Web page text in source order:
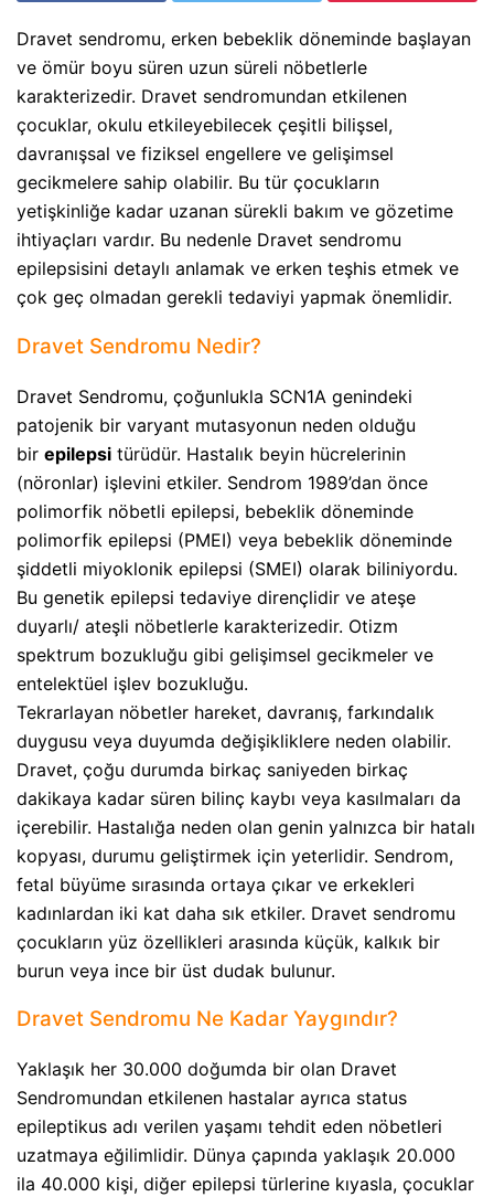
Dravet sendromu, erken bebeklik döneminde başlayan
ve ömür boyu süren uzun süreli nöbetlerle
karakterizedir. Dravet sendromundan etkilenen
çocuklar, okulu etkileyebilecek çeşitli bilişsel,
davranışsal ve fiziksel engellere ve gelişimsel
gecikmelere sahip olabilir. Bu tür çocukların
yetişkinliğe kadar uzanan sürekli bakım ve gözetime
ihtiyaçları vardır. Bu nedenle Dravet sendromu
epilepsisini detaylı anlamak ve erken teşhis etmek ve
çok geç olmadan gerekli tedaviyi yapmak önemlidir.
Dravet Sendromu Nedir?​
Dravet Sendromu, çoğunlukla SCN1A genindeki
patojenik bir varyant mutasyonun neden olduğu
bir epilepsi türüdür. Hastalık beyin hücrelerinin
(nöronlar) işlevini etkiler. Sendrom 1989’dan önce
polimorfik nöbetli epilepsi, bebeklik döneminde
polimorfik epilepsi (PMEI) veya bebeklik döneminde
şiddetli miyoklonik epilepsi (SMEI) olarak biliniyordu.
Bu genetik epilepsi tedaviye dirençlidir ve ateşe
duyarlı/ ateşli nöbetlerle karakterizedir. Otizm
spektrum bozukluğu gibi gelişimsel gecikmeler ve
entelektüel işlev bozukluğu.
Tekrarlayan nöbetler hareket, davranış, farkındalık
duygusu veya duyumda değişikliklere neden olabilir.
Dravet, çoğu durumda birkaç saniyeden birkaç
dakikaya kadar süren bilinç kaybı veya kasılmaları da
içerebilir. Hastalığa neden olan genin yalnızca bir hatalı
kopyası, durumu geliştirmek için yeterlidir. Sendrom,
fetal büyüme sırasında ortaya çıkar ve erkekleri
kadınlardan iki kat daha sık etkiler. Dravet sendromu
çocukların yüz özellikleri arasında küçük, kalkık bir
burun veya ince bir üst dudak bulunur.
Dravet Sendromu Ne Kadar Yaygındır?​
Yaklaşık her 30.000 doğumda bir olan Dravet
Sendromundan etkilenen hastalar ayrıca status
epileptikus adı verilen yaşamı tehdit eden nöbetleri
uzatmaya eğilimlidir. Dünya çapında yaklaşık 20.000
ila 40.000 kişi, diğer epilepsi türlerine kıyasla, çocuklar